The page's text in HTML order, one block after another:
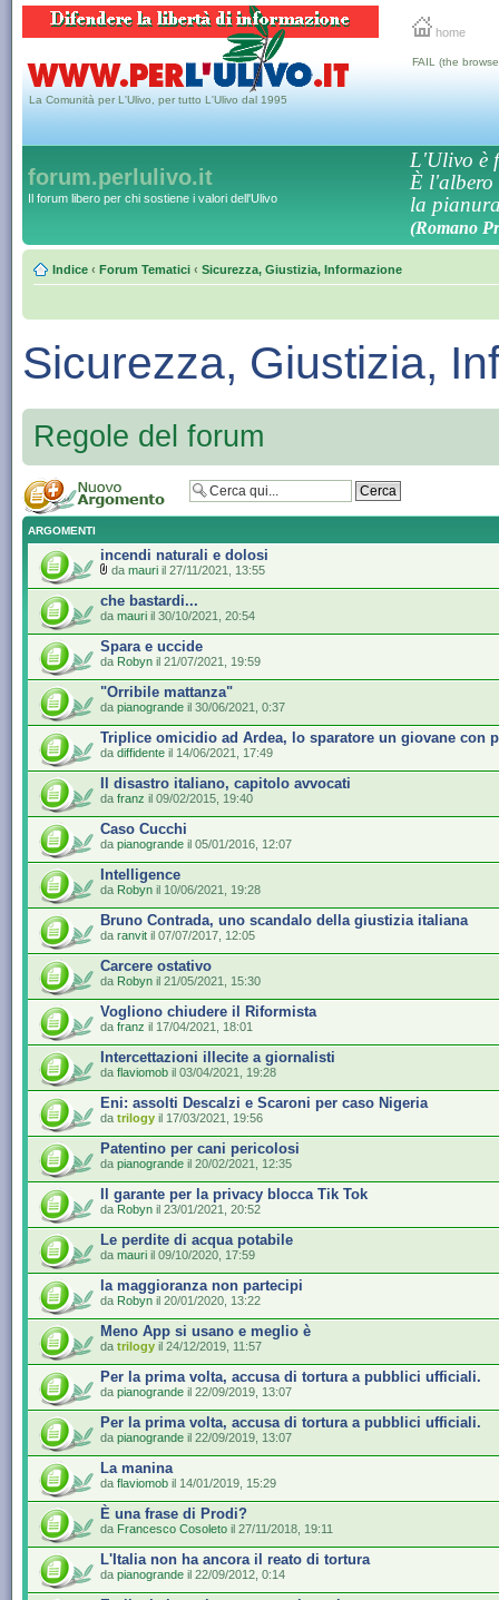
home
La Comunità per L'Ulivo, per tutto L'Ulivo dal 1995
FAIL (the
forum.perlulivo.it
Il forum libero per chi sostiene i valori dell'Ulivo
L'Ulivo è
È l'albero
la
(Romano
Indice ‹ Forum Tematici ‹ Sicurezza, Giustizia, Informazione
Sicurezza, Giustizia,
Regole del forum
ARGOMENTI
incendi naturali e dolosi
da mauri il 27/11/2021, 13:55
che bastardi...
da mauri il 30/10/2021, 20:54
Spara e uccide
da Robyn il 21/07/2021, 19:59
"Orribile mattanza"
da pianogrande il 30/06/2021, 0:37
Triplice omicidio ad Ardea, lo sparatore un giovane con
da diffidente il 14/06/2021, 17:49
Il disastro italiano, capitolo avvocati
da franz il 09/02/2015, 19:40
Caso Cucchi
da pianogrande il 05/01/2016, 12:07
Intelligence
da Robyn il 10/06/2021, 19:28
Bruno Contrada, uno scandalo della giustizia italiana
da ranvit il 07/07/2017, 12:05
Carcere ostativo
da Robyn il 21/05/2021, 15:30
Vogliono chiudere il Riformista
da franz il 17/04/2021, 18:01
Intercettazioni illecite a giornalisti
da flaviomob il 03/04/2021, 19:28
Eni: assolti Descalzi e Scaroni per caso Nigeria
da trilogy il 17/03/2021, 19:56
Patentino per cani pericolosi
da pianogrande il 20/02/2021, 12:35
Il garante per la privacy blocca Tik Tok
da Robyn il 23/01/2021, 20:52
Le perdite di acqua potabile
da mauri il 09/10/2020, 17:59
la maggioranza non partecipi
da Robyn il 20/01/2020, 13:22
Meno App si usano e meglio è
da trilogy il 24/12/2019, 11:57
Per la prima volta, accusa di tortura a pubblici ufficiali.
da pianogrande il 22/09/2019, 13:07
Per la prima volta, accusa di tortura a pubblici ufficiali.
da pianogrande il 22/09/2019, 13:07
La manina
da flaviomob il 14/01/2019, 15:29
È una frase di Prodi?
da Francesco Cosoleto il 27/11/2018, 19:11
L'Italia non ha ancora il reato di tortura
da pianogrande il 22/09/2012, 0:14